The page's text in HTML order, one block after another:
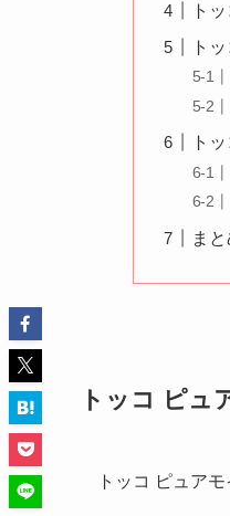
ト
ト
ト
ま
トッコ ピュ
トッコ ピュア